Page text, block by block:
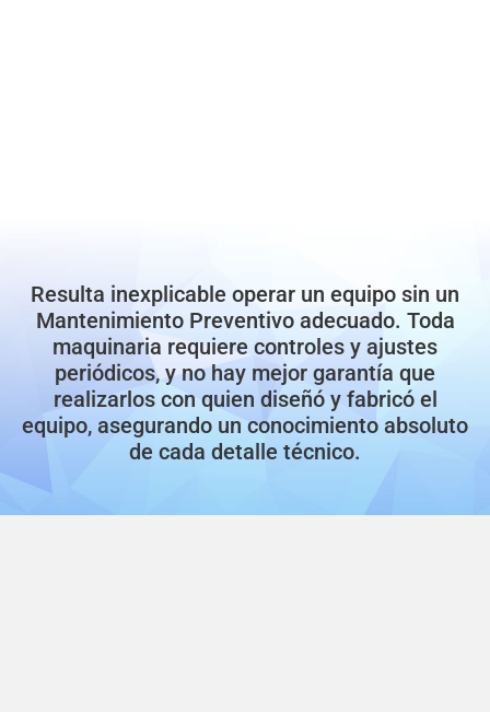
Resulta inexplicable operar un equipo sin un
Mantenimiento Preventivo adecuado. Toda
maquinaria requiere controles y ajustes
periódicos, y no hay mejor garantía que
realizarlos con quien diseñó y fabricó el
equipo, asegurando un conocimiento absoluto
de cada detalle técnico.